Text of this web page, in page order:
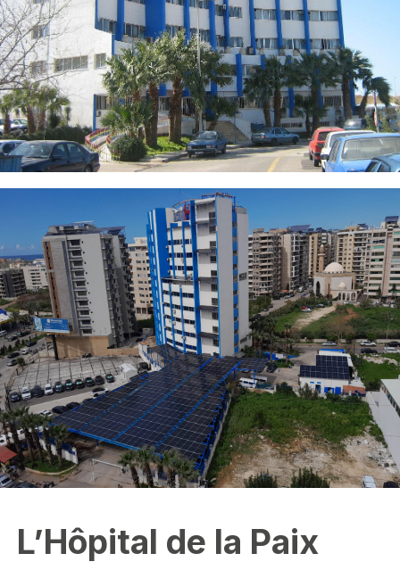
L’Hôpital de la Paix